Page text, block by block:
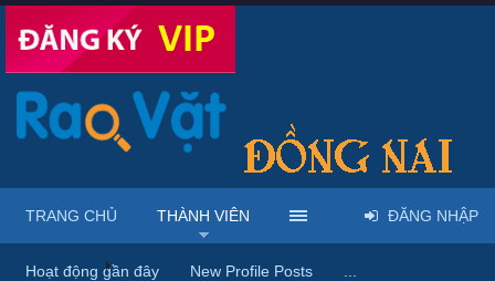
Trang chủ Thành viên
TRANG CHỦ THÀNH VIÊN
Hoạt động gần đây New Profile Posts
ĐĂNG NHẬP